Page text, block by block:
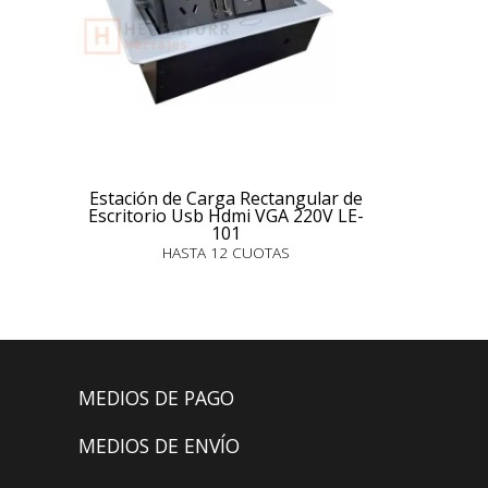
Estación de Carga Rectangular de
Escritorio Usb Hdmi VGA 220V LE-
101
HASTA 12 CUOTAS
MEDIOS DE PAGO
MEDIOS DE ENVÍO